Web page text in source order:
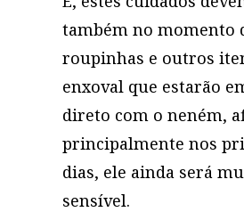
também no momento
roupinhas e outros
enxoval que estarão
direto com o neném,
principalmente nos
dias, ele ainda será
sensível.